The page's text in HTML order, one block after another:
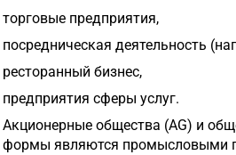
торговые предприятия,
посредническая деятельность
ресторанный бизнес,
предприятия сферы услуг.
Акционерные общества (AG) и
формы являются промысловыми